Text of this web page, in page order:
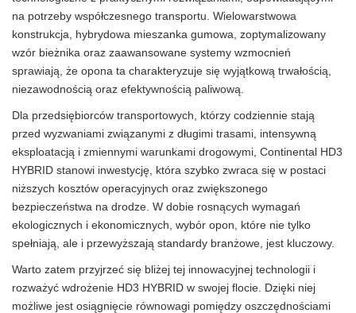
na potrzeby współczesnego transportu. Wielowarstwowa
konstrukcja, hybrydowa mieszanka gumowa, zoptymalizowany
wzór bieżnika oraz zaawansowane systemy wzmocnień
sprawiają, że opona ta charakteryzuje się wyjątkową trwałością,
niezawodnością oraz efektywnością paliwową.
Dla przedsiębiorców transportowych, którzy codziennie stają
przed wyzwaniami związanymi z długimi trasami, intensywną
eksploatacją i zmiennymi warunkami drogowymi, Continental HD3
HYBRID stanowi inwestycję, która szybko zwraca się w postaci
niższych kosztów operacyjnych oraz zwiększonego
bezpieczeństwa na drodze. W dobie rosnących wymagań
ekologicznych i ekonomicznych, wybór opon, które nie tylko
spełniają, ale i przewyższają standardy branżowe, jest kluczowy.
Warto zatem przyjrzeć się bliżej tej innowacyjnej technologii i
rozważyć wdrożenie HD3 HYBRID w swojej flocie. Dzięki niej
możliwe jest osiągnięcie równowagi pomiędzy oszczędnościami